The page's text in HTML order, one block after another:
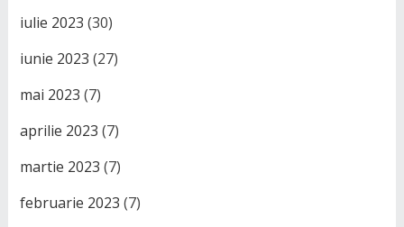
iulie 2023 (30)
iunie 2023 (27)
mai 2023 (7)
aprilie 2023 (7)
martie 2023 (7)
februarie 2023 (7)